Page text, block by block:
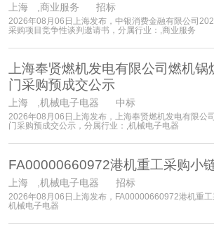
上海 ,商业服务 招标
2026年08月06日上海发布，中银消费金融有限公司
采购项目竞争性谈判邀请书，分属行业：,商业服务
上海奉贤燃机发电有限公司燃机锅
门采购预成交公示
上海 ,机械电子电器 中标
2026年08月06日上海发布，上海奉贤燃机发电有限公
门采购预成交公示，分属行业：,机械电子电器
FA00000660972港机重工采购小
上海 ,机械电子电器 招标
2026年08月06日上海发布，FA00000660972港机重
机械电子电器